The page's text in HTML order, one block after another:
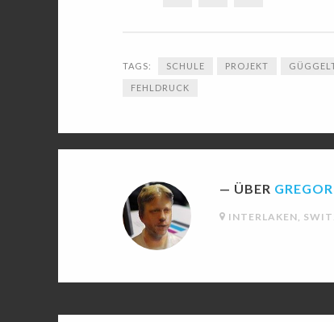
TAGS: SCHULE PROJEKT
FEHLDRUCK
ÜBER
INTERLAKEN,